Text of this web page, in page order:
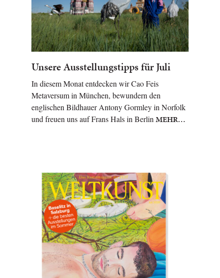
Unsere Ausstellungstipps für Juli
In diesem Monat entdecken wir Cao Feis
Metaversum in München, bewundern den
englischen Bildhauer Antony Gormley in Norfolk
und freuen uns auf Frans Hals in BerlinMEHR…